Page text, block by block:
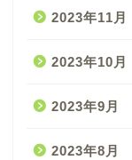
2023年11月
2023年10月
2023年9月
2023年8月